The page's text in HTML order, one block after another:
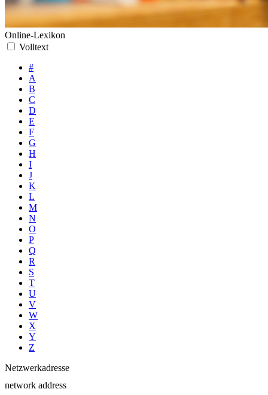
Online-Lexikon
Volltext
#
A
B
C
D
E
F
G
H
I
J
K
L
M
N
O
P
Q
R
S
T
U
V
W
X
Y
Z
Netzwerkadresse
network address